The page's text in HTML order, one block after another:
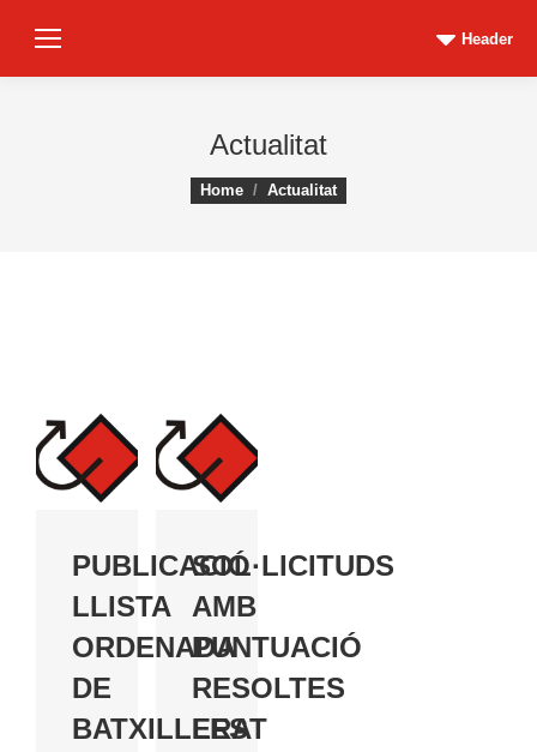
Header
Actualitat
You are here:
Home Actualitat
PUBLICACIÓ
LLISTA
ORDENADA
DE
BATXILLERAT
SOL·LICITUDS
AMB
PUNTUACIÓ
RESOLTES
LES